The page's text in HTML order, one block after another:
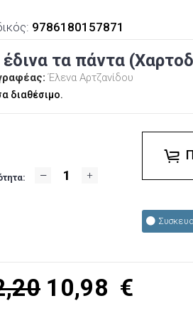
9786180157871
τα πάντα
Έλενα Αρτζανίδου
διαθέσιμο.
10,98 €